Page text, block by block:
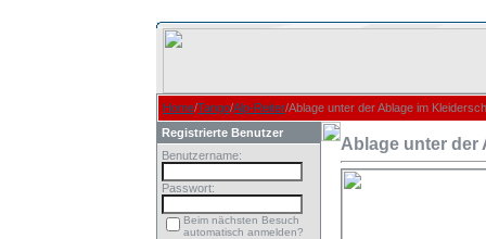
Home/Tango/Alp-Reiter/Ablage unter der Ablage im
Registrierte Benutzer
Benutzername:
Passwort:
Beim nächsten Besuch
automatisch anmelden?
Ablage unter der